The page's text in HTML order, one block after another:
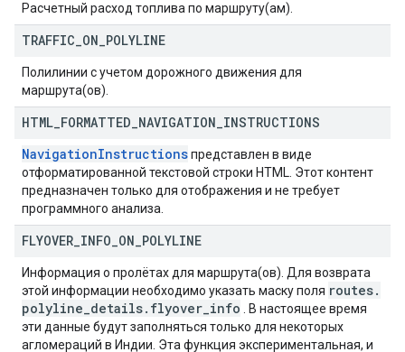
Расчетный расход топлива по маршруту(ам).
TRAFFIC ON POLYLINE
Полилинии с учетом дорожного движения для
маршрута(ов).
HTML FORMATTED NAVIGATION INSTRUCTIONS
NavigationInstructionsпредставлен в виде
отформатированной текстовой строки HTML. Этот контент
предназначен только для отображения и не требует
программного анализа.
FLYOVER INFO ON POLYLINE
Информация о пролётах для маршрута(ов). Для возврата
этой информации необходимо указать маску поля routes.
polyline details. flyover info . В настоящее время
эти данные будут заполняться только для некоторых
агломераций в Индии. Эта функция экспериментальная, и